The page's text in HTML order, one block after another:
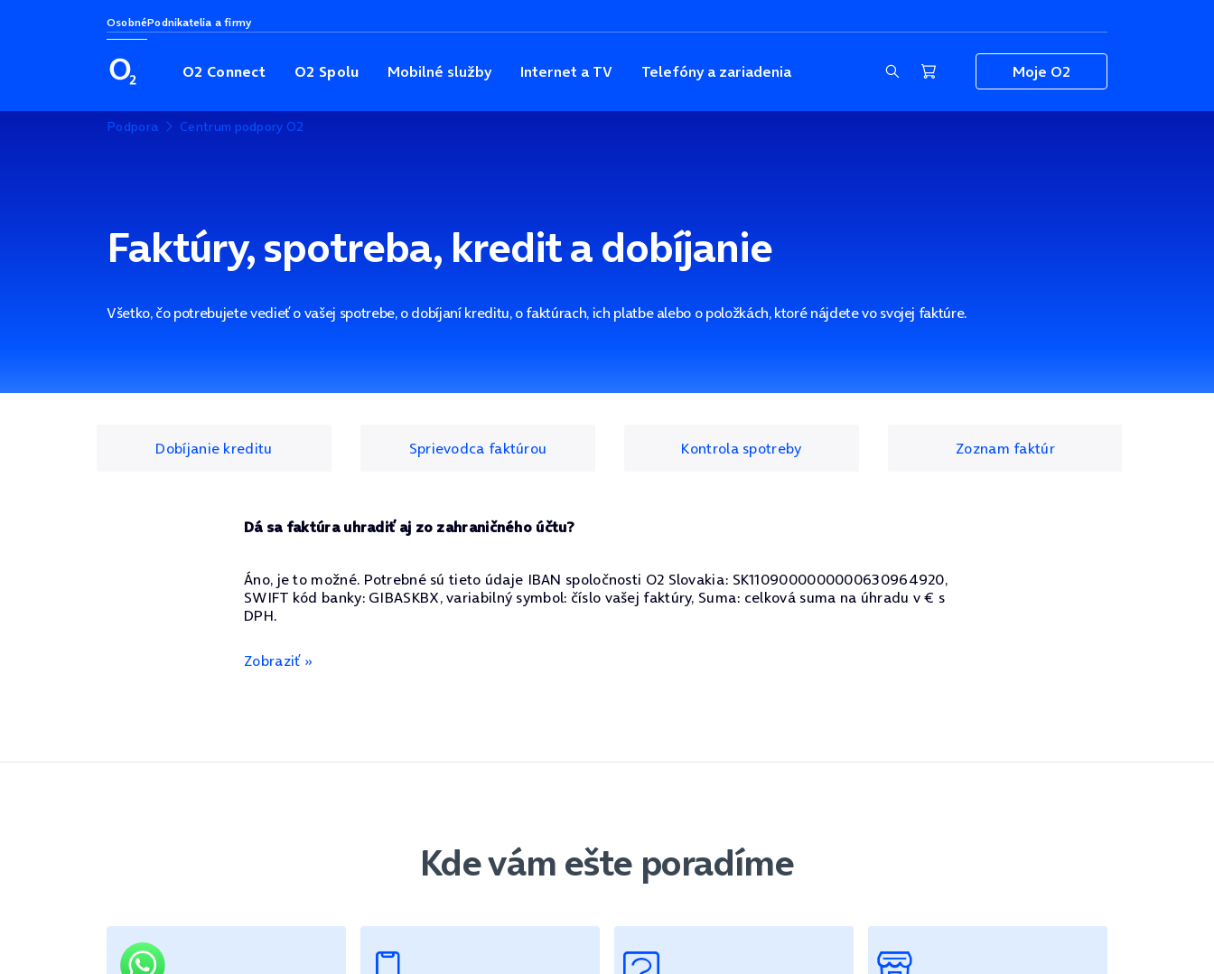
OsobnéPodnikatelia a firmy
O2 Connect O2 Spolu Mobilné služby Internet a TV Telefóny a zariadenia Moje O2
Podpora Centrum podpory O2
Faktúry, spotreba, kredit a dobíjanie
Všetko, čo potrebujete vedieť o vašej spotrebe, o dobíjaní kreditu, o faktúrach, ich platbe alebo o položkách, ktoré nájdete vo svojej faktúre.
Dobíjanie kreditu Sprievodca faktúrou Kontrola spotreby Zoznam faktúr
Dá sa faktúra uhradiť aj zo zahraničného účtu?
Áno, je to možné. Potrebné sú tieto údaje IBAN spoločnosti O2 Slovakia: SK1109000000000630964920,
SWIFT kód banky: GIBASKBX, variabilný symbol: číslo vašej faktúry, Suma: celková suma na úhradu v € s
DPH.
Zobraziť »
Kde vám ešte poradíme